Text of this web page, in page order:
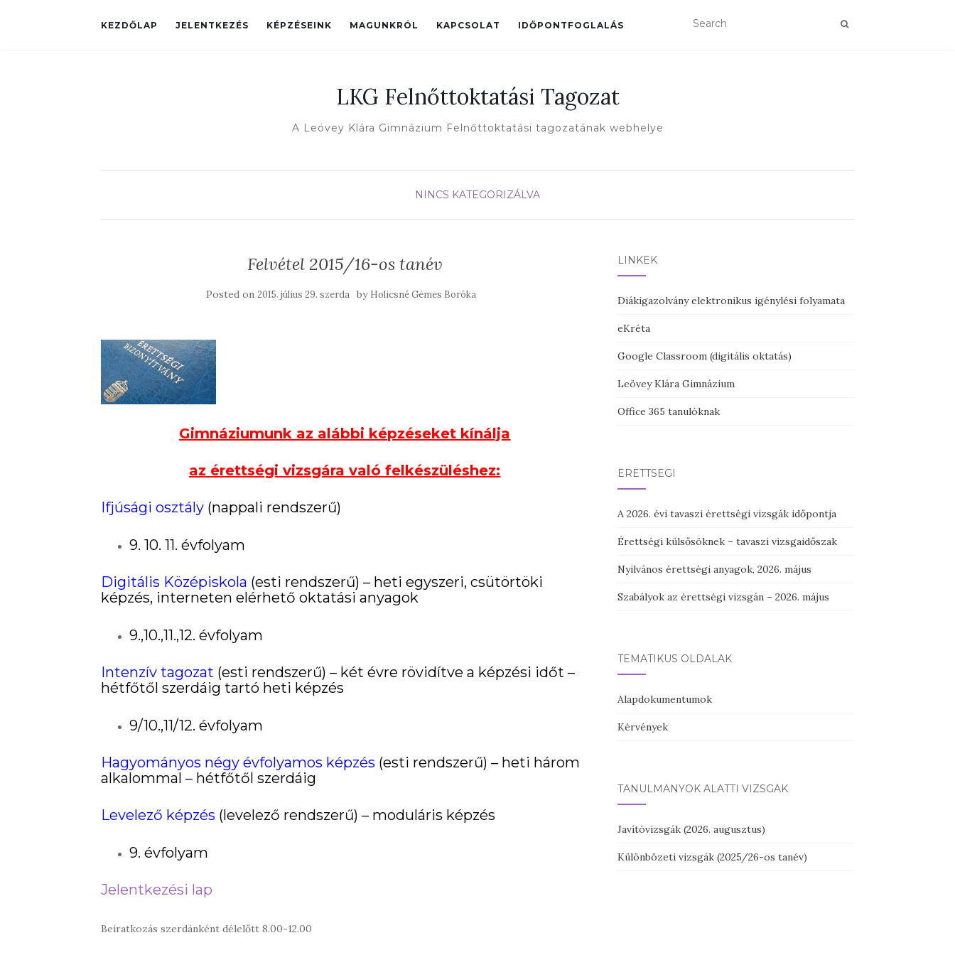
KEZDŐLAP JELENTKEZÉS KÉPZÉSEINK MAGUNKRÓL KAPCSOLAT IDŐPONTFOGLALÁS
LKG Felnőttoktatási Tagozat
A Leövey Klára Gimnázium Felnőttoktatási tagozatának webhelye
NINCS KATEGORIZÁLVA
Felvétel 2015/16-os tanév
Posted on2015. július 29. szerda by Holicsné Gémes Boróka
Gimnáziumunk az alábbi képzéseket kínálja
az érettségi vizsgára való felkészüléshez:
Ifjúsági osztály (nappali rendszerű)
9. 10. 11. évfolyam
Digitális Középiskola (esti rendszerű) – heti egyszeri, csütörtöki
képzés, interneten elérhető oktatási anyagok
9.,10.,11.,12. évfolyam
Intenzív tagozat (esti rendszerű) – két évre rövidítve a képzési időt –
hétfőtől szerdáig tartó heti képzés
9/10.,11/12. évfolyam
Hagyományos négy évfolyamos képzés (esti rendszerű) – heti három
alkalommal – hétfőtől szerdáig
Levelező képzés (levelező rendszerű) – moduláris képzés
9. évfolyam
Jelentkezési lap
Beiratkozás szerdánként délelőtt 8.00-12.00
LINKEK
Diákigazolvány elektronikus igénylési folyamata
eKréta
Google Classroom (digitális oktatás)
Leövey Klára Gimnázium
Office 365 tanulóknak
ÉRETTSÉGI
A 2026. évi tavaszi érettségi vizsgák időpontja
Érettségi külsősöknek – tavaszi vizsgaidőszak
Nyilvános érettségi anyagok, 2026. május
Szabályok az érettségi vizsgán – 2026. május
TEMATIKUS OLDALAK
Alapdokumentumok
Kérvények
TANULMÁNYOK ALATTI VIZSGÁK
Javítóvizsgák (2026. augusztus)
Különbözeti vizsgák (2025/26-os tanév)